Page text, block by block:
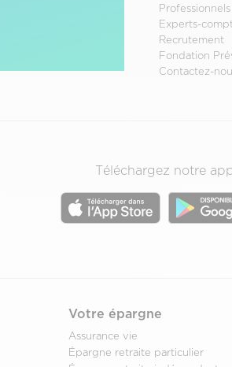
Menu
Pied
de
page
Experts-
Recrutement
Fondation
Contactez-
Téléchargez notre
Votre épargne
Assurance vie
Épargne retraite particulier